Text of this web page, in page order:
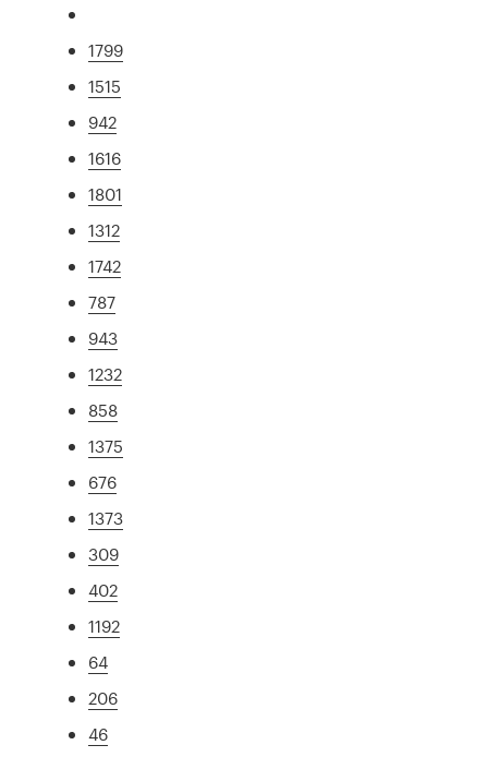
1799
1515
942
1616
1801
1312
1742
787
943
1232
858
1375
676
1373
309
402
1192
64
206
46